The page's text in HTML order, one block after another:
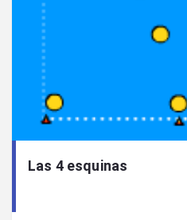
Las 4 esquinas